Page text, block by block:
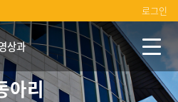
로그인
상과
아리